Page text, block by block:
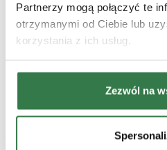
Partnerzy mogą połączyć te
otrzymanymi od Ciebie lub
korzystania z ich usług.
Zezwól na